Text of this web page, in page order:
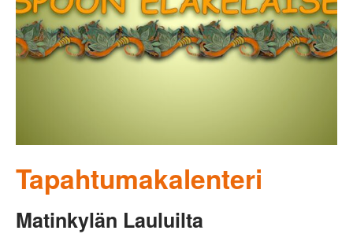
Tapahtumakalenteri
Matinkylän Lauluilta